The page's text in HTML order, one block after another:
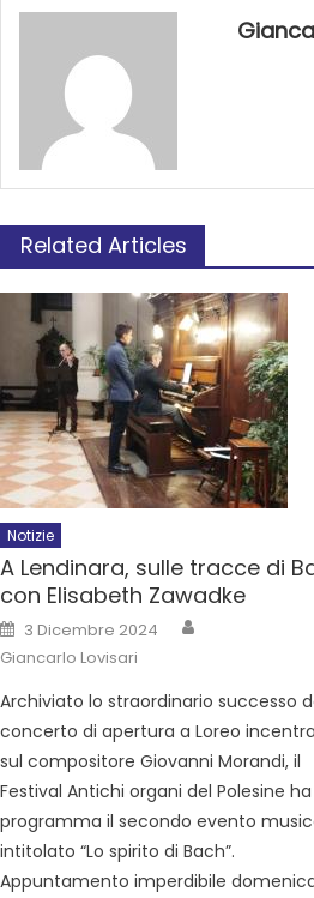
Related Articles
Notizie
A Lendinara, sulle tracce di
con Elisabeth Zawadke
3 Dicembre 2024
Giancarlo Lovisari
Archiviato lo straordinario successo
concerto di apertura a Loreo
sul compositore Giovanni Morandi, il
Festival Antichi organi del Polesine
programma il secondo evento
intitolato “Lo spirito di Bach”.
Appuntamento imperdibile